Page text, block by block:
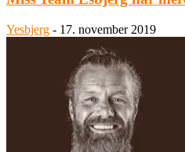
Yesbjerg - 17. november 2019